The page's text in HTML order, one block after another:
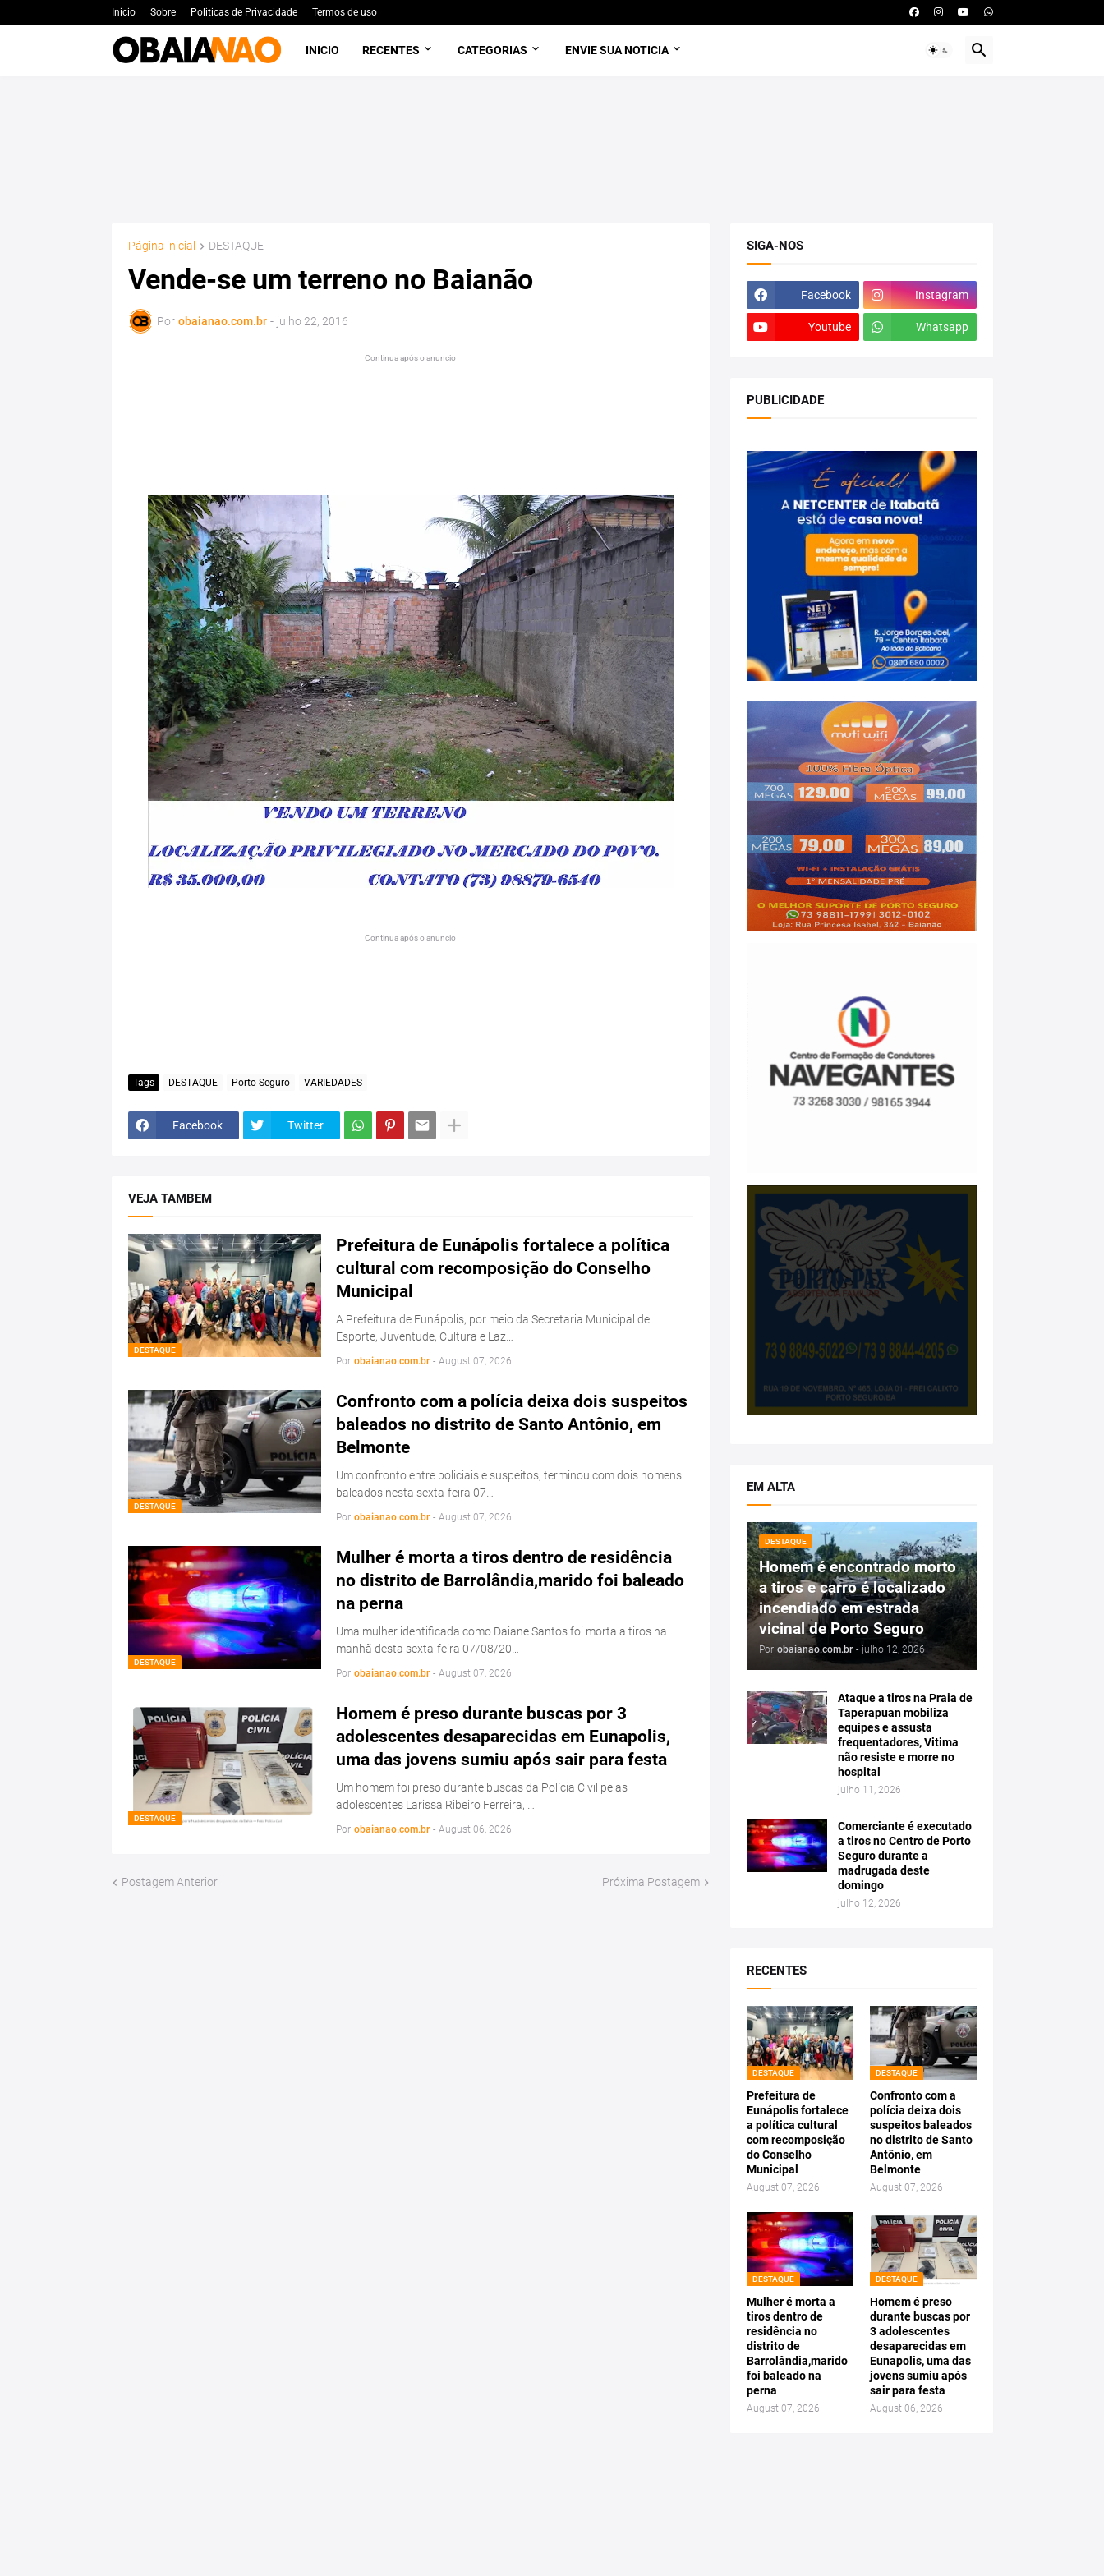
Inicio Sobre Politicas de Privacidade Termos de uso
INICIO RECENTES CATEGORIAS ENVIE SUA NOTICIA
Página inicial DESTAQUE
Vende-se um terreno no Baianão
Por obaianao.com.br - julho 22, 2016
Continua após o anuncio
Continua após o anuncio
Tags DESTAQUE Porto Seguro VARIEDADES
Facebook Twitter
VEJA TAMBEM
DESTAQUE
Prefeitura de Eunápolis fortalece a política
cultural com recomposição do Conselho
Municipal
A Prefeitura de Eunápolis, por meio da Secretaria Municipal de
Esporte, Juventude, Cultura e Laz…
Por obaianao.com.br - August 07, 2026
DESTAQUE
Confronto com a polícia deixa dois suspeitos
baleados no distrito de Santo Antônio, em
Belmonte
Um confronto entre policiais e suspeitos, terminou com dois homens
baleados nesta sexta-feira 07…
Por obaianao.com.br - August 07, 2026
DESTAQUE
Mulher é morta a tiros dentro de residência
no distrito de Barrolândia,marido foi baleado
na perna
Uma mulher identificada como Daiane Santos foi morta a tiros na
manhã desta sexta-feira 07/08/20…
Por obaianao.com.br - August 07, 2026
DESTAQUE
Homem é preso durante buscas por 3
adolescentes desaparecidas em Eunapolis,
uma das jovens sumiu após sair para festa
Um homem foi preso durante buscas da Polícia Civil pelas
adolescentes Larissa Ribeiro Ferreira, …
Por obaianao.com.br - August 06, 2026
Postagem Anterior Próxima Postagem
SIGA-NOS
Facebook Instagram
Youtube Whatsapp
PUBLICIDADE
EM ALTA
DESTAQUE
Homem é encontrado morto
a tiros e carro é localizado
incendiado em estrada
vicinal de Porto Seguro
Por obaianao.com.br - julho 12, 2026
Ataque a tiros na Praia de
Taperapuan mobiliza
equipes e assusta
frequentadores, Vitima
não resiste e morre no
hospital
julho 11, 2026
Comerciante é executado
a tiros no Centro de Porto
Seguro durante a
madrugada deste
domingo
julho 12, 2026
RECENTES
DESTAQUE
Prefeitura de
Eunápolis fortalece
a política cultural
com recomposição
do Conselho
Municipal
August 07, 2026
DESTAQUE
Confronto com a
polícia deixa dois
suspeitos baleados
no distrito de Santo
Antônio, em
Belmonte
August 07, 2026
DESTAQUE
Mulher é morta a
tiros dentro de
residência no
distrito de
Barrolândia,marido
foi baleado na
perna
August 07, 2026
DESTAQUE
Homem é preso
durante buscas por
3 adolescentes
desaparecidas em
Eunapolis, uma das
jovens sumiu após
sair para festa
August 06, 2026